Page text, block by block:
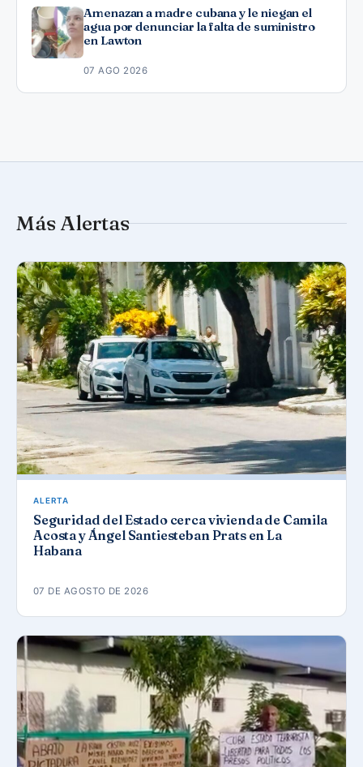
Amenazan a madre cubana y le niegan el
agua por denunciar la falta de suministro
en Lawton
07 AGO 2026
Más Alertas
ALERTA
Seguridad del Estado cerca vivienda de Camila
Acosta y Ángel Santiesteban Prats en La
Habana
07 DE AGOSTO DE 2026